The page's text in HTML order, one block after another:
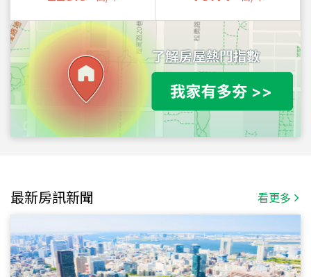
最新房訊新聞 看更多